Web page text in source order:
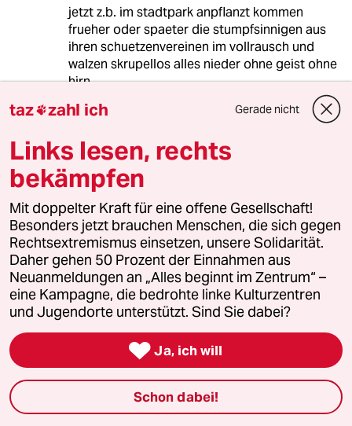
jetzt z.b. im stadtpark anpflanzt kommen
frueher oder spaeter die stumpfsinnigen aus
ihren schuetzenvereinen im vollrausch und
walzen skrupellos alles nieder ohne geist ohne
hirn
N Nagusch
10.01.2011,11:02 Uhr
Bei mir hat die Krankenkasse das Dronabinol
übernommen, ich fange morgen mit der
Therapie an.
L Lucia
10.01.2011,01:46 Uhr
„...Das UN-Einheitsabkommen von 61 über die
Betäubungsmittel bildet bis heute die Basis
der weltweiten Drogenkontrolle...
Das namentliche Festschreiben der Mohn-,
Koka-, und Cannabis-Pflanze im Vertragstext
taz zahl ich Gerade nicht
Links lesen, rechts
bekämpfen
Mit doppelter Kraft für eine offene Gesellschaft!
Besonders jetzt brauchen Menschen, die sich gegen
Rechtsextremismus einsetzen, unsere Solidarität.
Daher gehen 50 Prozent der Einnahmen aus
Neuanmeldungen an „Alles beginnt im Zentrum“ –
eine Kampagne, die bedrohte linke Kulturzentren
und Jugendorte unterstützt. Sind Sie dabei?
 Ja, ich will
Schon dabei!